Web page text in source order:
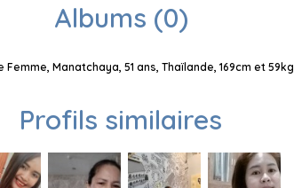
Albums (0)
Femme, Manatchaya, 51 ans, Thaïlande, 169cm et 59kg
Profils similaires